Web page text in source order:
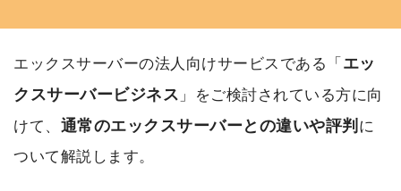
エックスサーバーの法人向けサービスである「 エッ
クスサーバービジネス 」をご検討されている方に向
けて、 通常のエックスサーバーとの違いや評判 に
ついて解説します。